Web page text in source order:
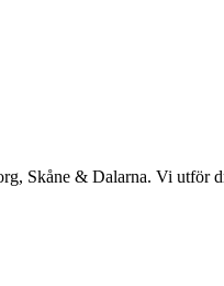
Skåne & Dalarna. Vi utför